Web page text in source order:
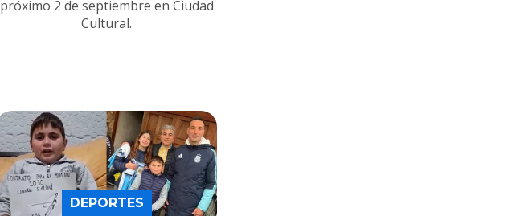
próximo 2 de septiembre en Ciudad
Cultural.
DEPORTES